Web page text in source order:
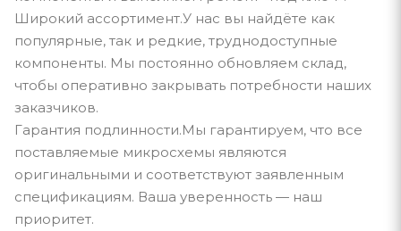
Широкий ассортимент.У нас вы найдёте как
популярные, так и редкие, труднодоступные
компоненты. Мы постоянно обновляем склад,
чтобы оперативно закрывать потребности наших
заказчиков.
Гарантия подлинности.Мы гарантируем, что все
поставляемые микросхемы являются
оригинальными и соответствуют заявленным
спецификациям. Ваша уверенность — наш
приоритет.